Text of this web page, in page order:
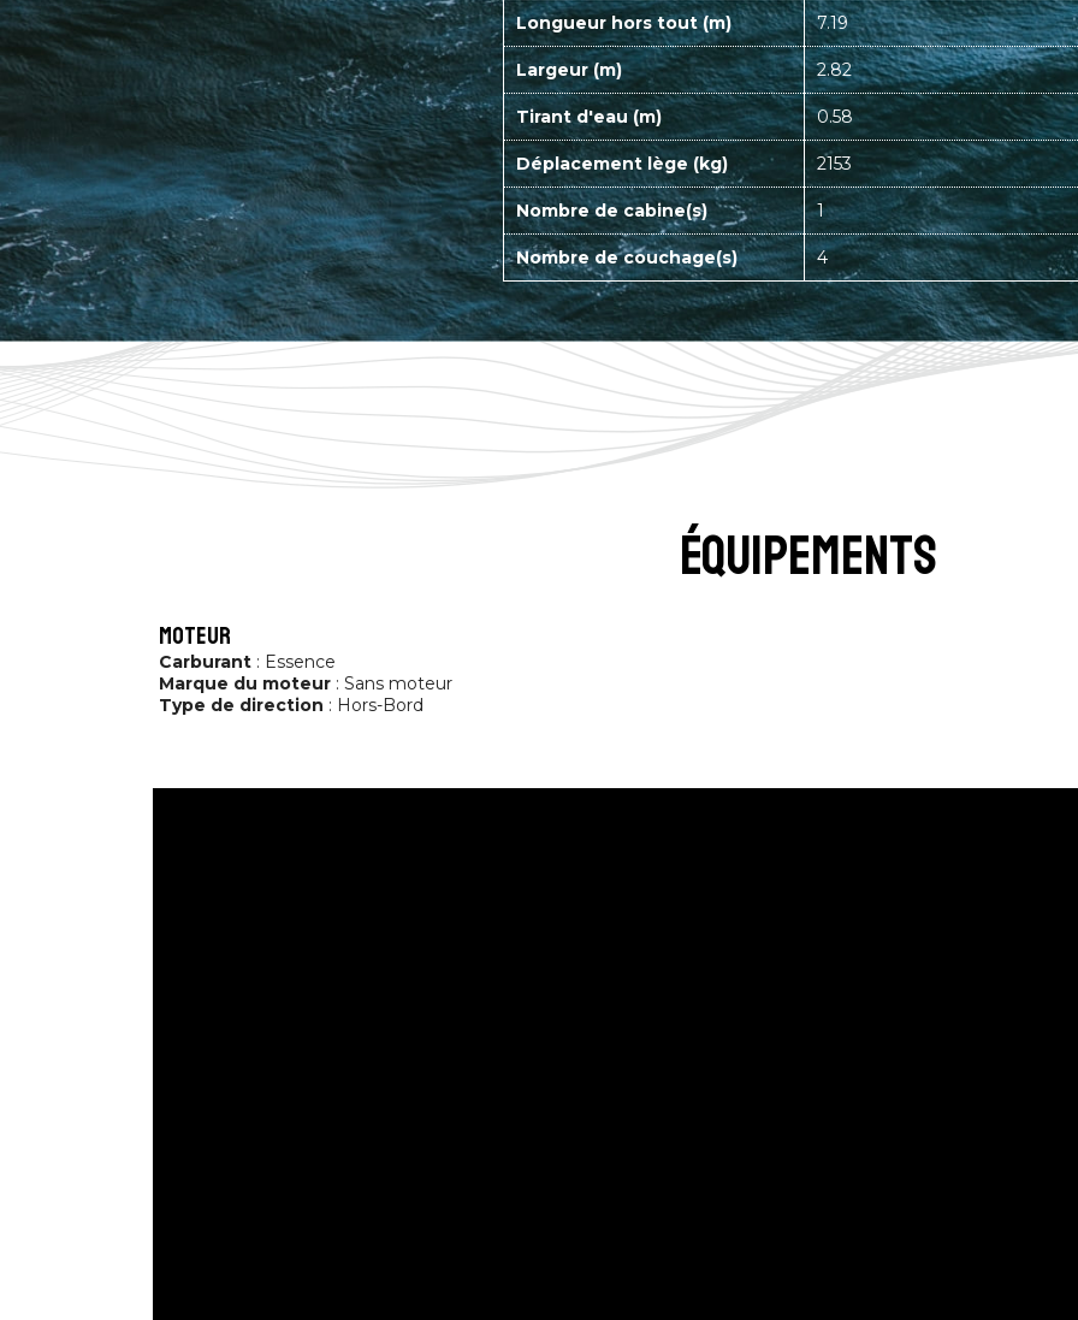
Longueur hors tout (m) 7.19
Largeur (m) 2.82
Tirant d'eau (m) 0.58
Déplacement lège (kg) 2153
Nombre de cabine(s) 1
Nombre de couchage(s) 4
équipements
moteur
Carburant : Essence
Marque du moteur : Sans moteur
Type de direction : Hors-Bord